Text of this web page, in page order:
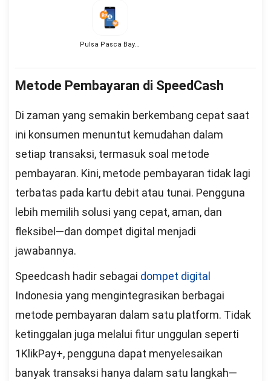
Pulsa Pasca Bayar
Metode Pembayaran di SpeedCash
Di zaman yang semakin berkembang cepat saat
ini konsumen menuntut kemudahan dalam
setiap transaksi, termasuk soal metode
pembayaran. Kini, metode pembayaran tidak lagi
terbatas pada kartu debit atau tunai. Pengguna
lebih memilih solusi yang cepat, aman, dan
fleksibel—dan dompet digital menjadi
jawabannya.
Speedcash hadir sebagai dompet digital
Indonesia yang mengintegrasikan berbagai
metode pembayaran dalam satu platform. Tidak
ketinggalan juga melalui fitur unggulan seperti
1KlikPay+, pengguna dapat menyelesaikan
banyak transaksi hanya dalam satu langkah—